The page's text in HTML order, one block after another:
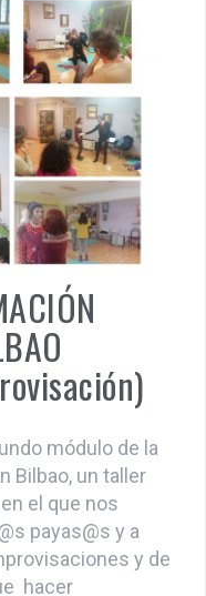
módulo de la
Bilbao, un taller
el que nos
y de
hacer
se van dando,